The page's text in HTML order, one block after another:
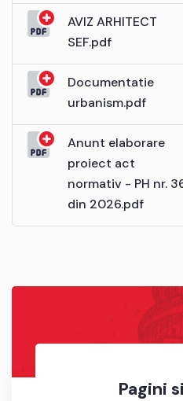
Pagini
AVIZ ARHITECT
SEF.pdf
Documentatie
urbanism.pdf
Anunt elaborare
proiect act
normativ - PH nr.
din 2026.pdf